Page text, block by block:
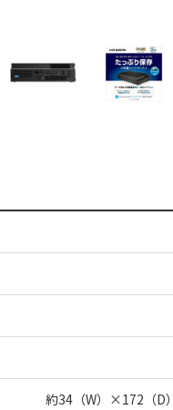
約34（W）×172（D